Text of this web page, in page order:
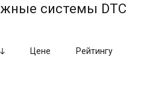
системы DTC
Цене Рейтингу